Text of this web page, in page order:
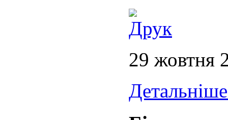
29 жовтня